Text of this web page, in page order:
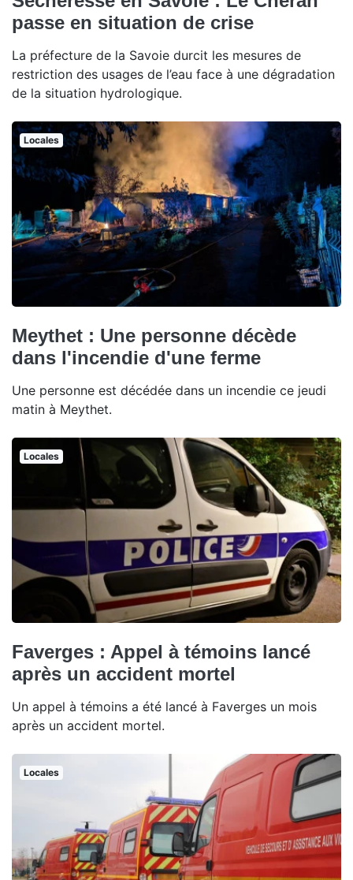
passe en situation de crise
La préfecture de la Savoie durcit les mesures de
restriction des usages de l’eau face à une dégradation
de la situation hydrologique.
Locales
Meythet : Une personne décède
dans l'incendie d'une ferme
Une personne est décédée dans un incendie ce jeudi
matin à Meythet.
Locales
Faverges : Appel à témoins lancé
après un accident mortel
Un appel à témoins a été lancé à Faverges un mois
après un accident mortel.
Locales